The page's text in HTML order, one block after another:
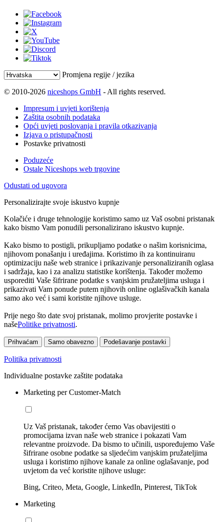
Promjena regije / jezika
© 2010-2026 niceshops GmbH - All rights reserved.
Impresum i uvjeti korištenja
Zaštita osobnih podataka
Opći uvjeti poslovanja i pravila otkazivanja
Izjava o pristupačnosti
Postavke privatnosti
Poduzeće
Ostale Niceshops web trgovine
Odustati od ugovora
Personalizirajte svoje iskustvo kupnje
Kolačiće i druge tehnologije koristimo samo uz Vaš osobni pristanak
kako bismo Vam ponudili personalizirano iskustvo kupnje.
Kako bismo to postigli, prikupljamo podatke o našim korisnicima,
njihovom ponašanju i uređajima. Koristimo ih za kontinuiranu
optimizaciju naše web stranice i prikazivanje personaliziranih oglasa
i sadržaja, kao i za analizu statistike korištenja. Također možemo
usporediti Vaše šifrirane podatke s vanjskim pružateljima usluga i
prikazivati Vam ponude putem njihovih online oglašivačkih kanala
samo ako već i sami koristite njihove usluge.
Prije nego što date svoj pristanak, molimo provjerite postavke i
našePolitike privatnosti.
Prihvaćam Samo obavezno Podešavanje postavki
Politika privatnosti
Individualne postavke zaštite podataka
Marketing per Customer-Match
Uz Vaš pristanak, također ćemo Vas obavijestiti o
promocijama izvan naše web stranice i pokazati Vam
relevantne proizvode. Da bismo to učinili, uspoređujemo Vaše
šifrirane osobne podatke sa sljedećim vanjskim pružateljima
usluga i koristimo njihove kanale za online oglašavanje, pod
uvjetom da već koristite njihove usluge:
Bing, Criteo, Meta, Google, LinkedIn, Pinterest, TikTok
Marketing